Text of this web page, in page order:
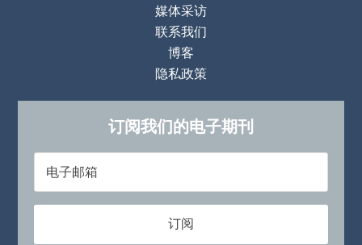
媒体采访
联系我们
博客
隐私政策
订阅我们的电子期刊